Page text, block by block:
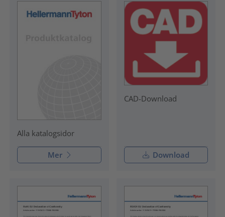
Alla katalogsidor
Mer
CAD-Download
Download